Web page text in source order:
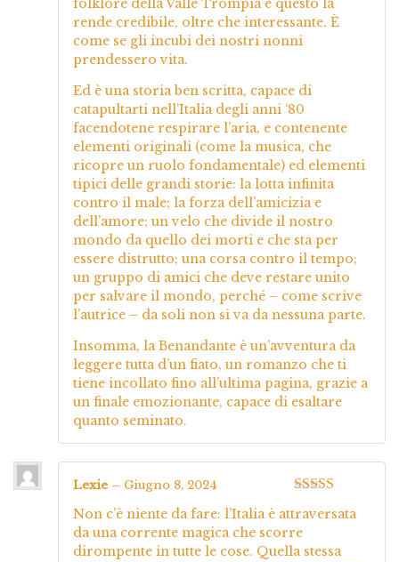
folklore della Valle Trompia e questo la
rende credibile, oltre che interessante. È
come se gli incubi dei nostri nonni
prendessero vita.
Ed è una storia ben scritta, capace di
catapultarti nell’Italia degli anni ‘80
facendotene respirare l’aria, e contenente
elementi originali (come la musica, che
ricopre un ruolo fondamentale) ed elementi
tipici delle grandi storie: la lotta infinita
contro il male; la forza dell’amicizia e
dell’amore; un velo che divide il nostro
mondo da quello dei morti e che sta per
essere distrutto; una corsa contro il tempo;
un gruppo di amici che deve restare unito
per salvare il mondo, perché – come scrive
l’autrice – da soli non si va da nessuna parte.
Insomma, la Benandante è un’avventura da
leggere tutta d’un fiato, un romanzo che ti
tiene incollato fino all’ultima pagina, grazie a
un finale emozionante, capace di esaltare
quanto seminato.
5
Lexie – Giugno 8, 2024
Non c’è niente da fare: l’Italia è attraversata
da una corrente magica che scorre
dirompente in tutte le cose. Quella stessa